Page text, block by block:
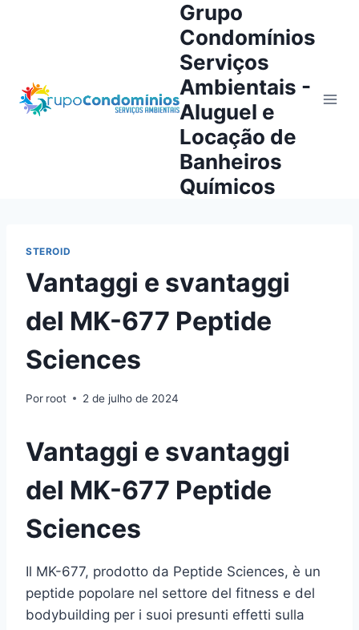
Grupo
Condomínios
Serviços
Ambientais -
Aluguel e
Locação de
Banheiros
Químicos
STEROID
Vantaggi e svantaggi
del MK-677 Peptide
Sciences
Por root 2 de julho de 2024
Vantaggi e svantaggi
del MK-677 Peptide
Sciences
Il MK-677, prodotto da Peptide Sciences, è un
peptide popolare nel settore del fitness e del
bodybuilding per i suoi presunti effetti sulla